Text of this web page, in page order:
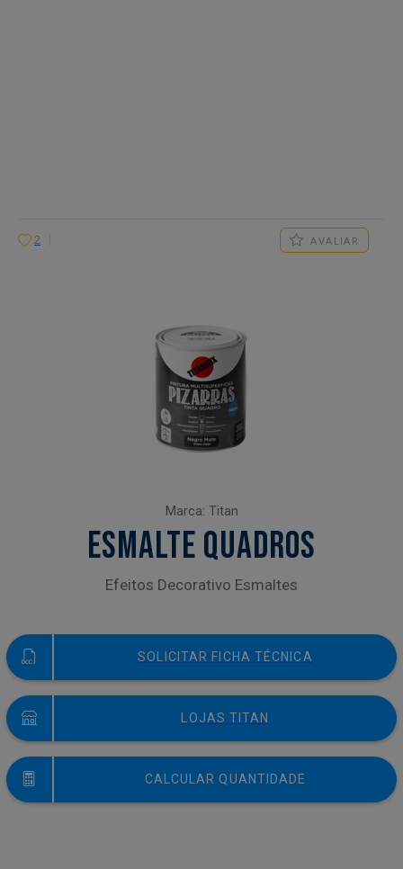
2 AVALIAR
Marca: Titan
ESMALTE QUADROS
Efeitos Decorativo Esmaltes
SOLICITAR FICHA TÉCNICA
LOJAS TITAN
CALCULAR QUANTIDADE